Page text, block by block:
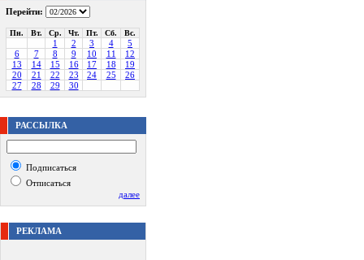
Перейти:
Пн. Вт. Ср. Чт. Пт. Сб. Вс.
1 2 3 4
5
6
7 8 9 10 11
12
13
14 15 16 17 18
19
20
21 22 23 24 25
26
27
28 29 30
РАССЫЛКА
Подписаться
Отписаться
далее
РЕКЛАМА